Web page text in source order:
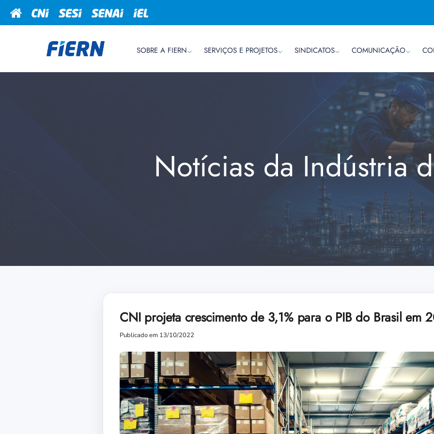
SOBRE A FIERN SERVIÇOS E PROJETOS SINDICATOS COMUNICAÇÃO
Notícias da Indústria
CNI projeta crescimento de 3,1% para o PIB do Brasil em
Publicado em 13/10/2022